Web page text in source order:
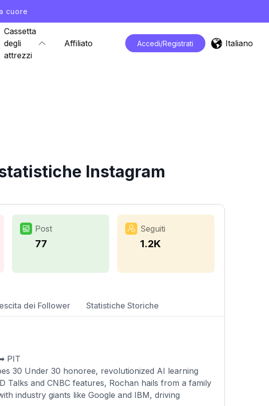
cuore
Cassetta
degli
attrezzi
Affiliato Accedi/Registrati Italiano
Instagram
Post
77
Seguiti
1.2K
dei Follower Statistiche Storiche
PIT
30 Under 30 honoree, revolutionized AI learning
Talks and CNBC features, Rochan hails from a family
industry giants like Google and IBM, driving